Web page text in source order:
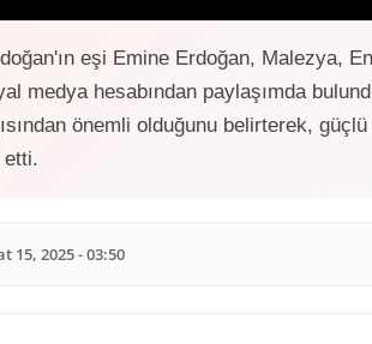
eşi Emine Erdoğan, Malezya,
medya hesabından paylaşımda
önemli olduğunu belirterek, güçlü
etti.
15, 2025 - 03:50